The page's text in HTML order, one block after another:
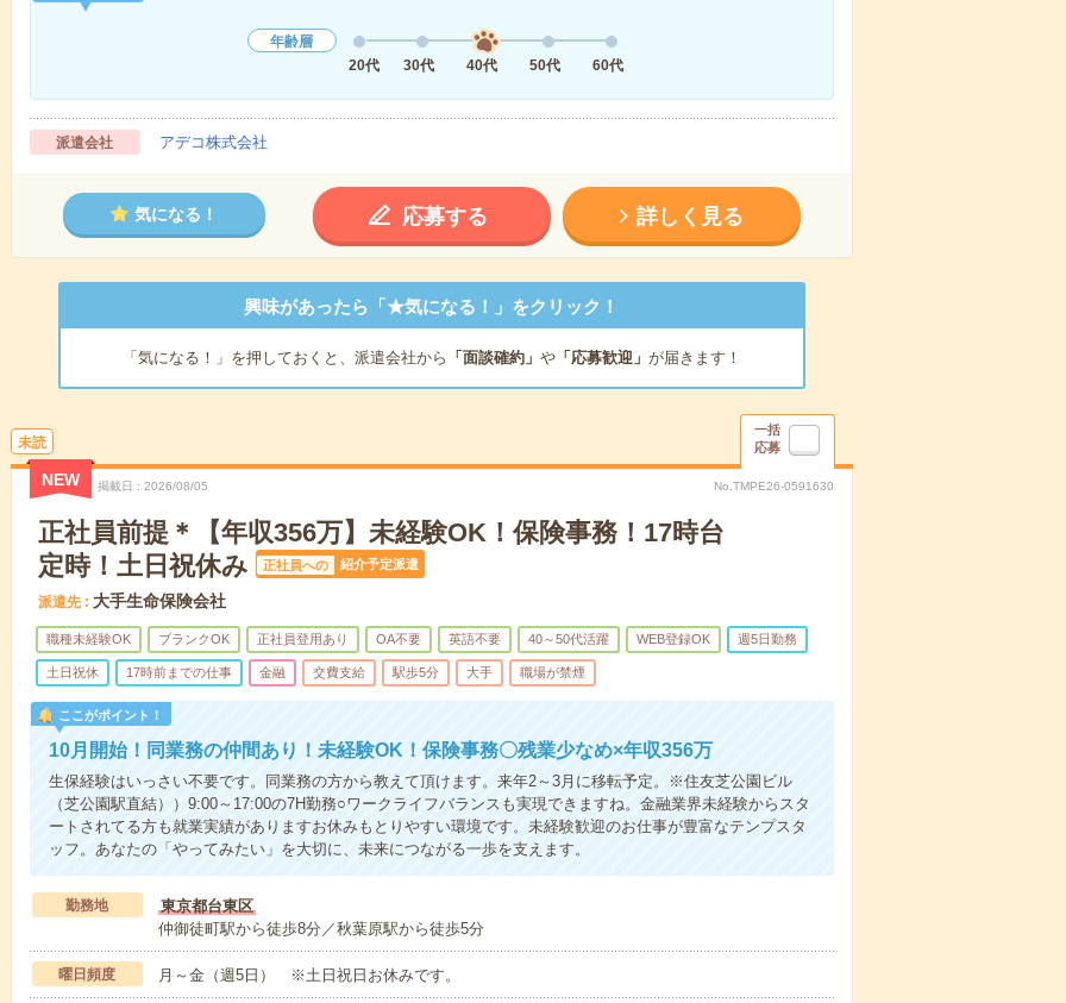
年齢層
20代
30代 40代 50代 60代
派遣会社 アデコ株式会社
気になる！ 応募する 詳しく見る
興味があったら「★気になる！」をクリック！
「気になる！」を押しておくと、派遣会社から 「面談確約」 や「応募歓迎」 が届きます！
未読
一括
応募
NEW 掲載日 2026/08/05 No.TMPE26-0591630
正社員前提＊【年収356万】未経験OK！保険事務！17時台
定時！土日祝休み
正社員への 紹介予定派遣
派遣先 大手生命保険会社
職種未経験OK ブランクOK 正社員登用あり OA不要 英語不要 40～50代活躍 WEB登録OK 週5日勤務
土日祝休 17時前までの仕事 金融 交費支給 駅歩5分 大手 職場が禁煙
ここがポイント！
10月開始！同業務の仲間あり！未経験OK！保険事務〇残業少なめ×年収356万
生保経験はいっさい不要です。同業務の方から教えて頂けます。来年2～3月に移転予定。※住友芝公園ビル
（芝公園駅直結））9:00～17:00の7H勤務○ワークライフバランスも実現できますね。金融業界未経験からスタ
ートされてる方も就業実績がありますお休みもとりやすい環境です。未経験歓迎のお仕事が豊富なテンプスタ
ッフ。あなたの「やってみたい」を大切に、未来につながる一歩を支えます。
勤務地
東京都台東区
仲御徒町駅から徒歩8分／秋葉原駅から徒歩5分
曜日頻度 月～金（週5日） ※土日祝日お休みです。